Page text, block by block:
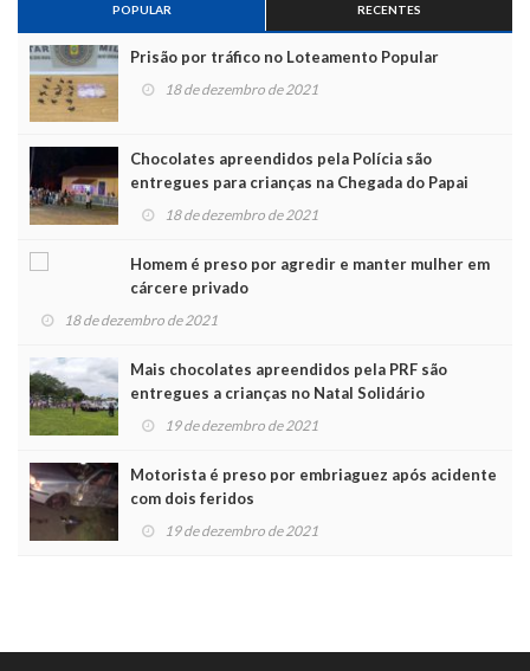
POPULAR RECENTES
Prisão por tráfico no Loteamento Popular
18 de dezembro de 2021
Chocolates apreendidos pela Polícia são
entregues para crianças na Chegada do Papai
Noel 18 de dezembro de 2021
Homem é preso por agredir e manter mulher em
cárcere privado
18 de dezembro de 2021
Mais chocolates apreendidos pela PRF são
entregues a crianças no Natal Solidário
19 de dezembro de 2021
Motorista é preso por embriaguez após acidente
com dois feridos
19 de dezembro de 2021